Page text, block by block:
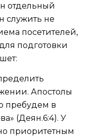
отдельный
служить не
посетителей,
подготовки
Апостолы
пребудем в
(Деян.6:4). У
приоритетным